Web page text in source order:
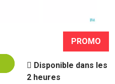
PROMO
Disponible dans les
2 heures